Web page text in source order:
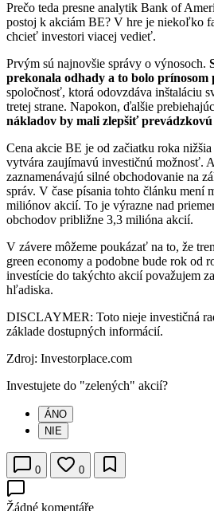
Prečo teda presne analytik Bank of
postoj k akciám BE? V hre je niekoľko
chcieť investori viacej vedieť.
Prvým sú najnovšie správy o výnosoch.
prekonala odhady a to bolo prínosom
spoločnosť, ktorá odovzdáva inštaláciu
tretej strane. Napokon, ďalšie
nákladov by mali zlepšiť
Cena akcie BE je od začiatku roka
vytvára zaujímavú investičnú možnosť.
zaznamenávajú silné obchodovanie na
správ. V čase písania tohto článku mení
miliónov akcií. To je výrazne nad
obchodov približne 3,3 milióna akcií.
V závere môžeme poukázať na to, že
green economy a podobne bude rok od
investície do takýchto akcií považujem
hľadiska.
DISCLAYMER: Toto nieje investičná
základe dostupných informácií.
Zdroj: Investorplace.com
Investujete do "zelených" akcií?
ÁNO
NIE
0 0
Žádné komentáře